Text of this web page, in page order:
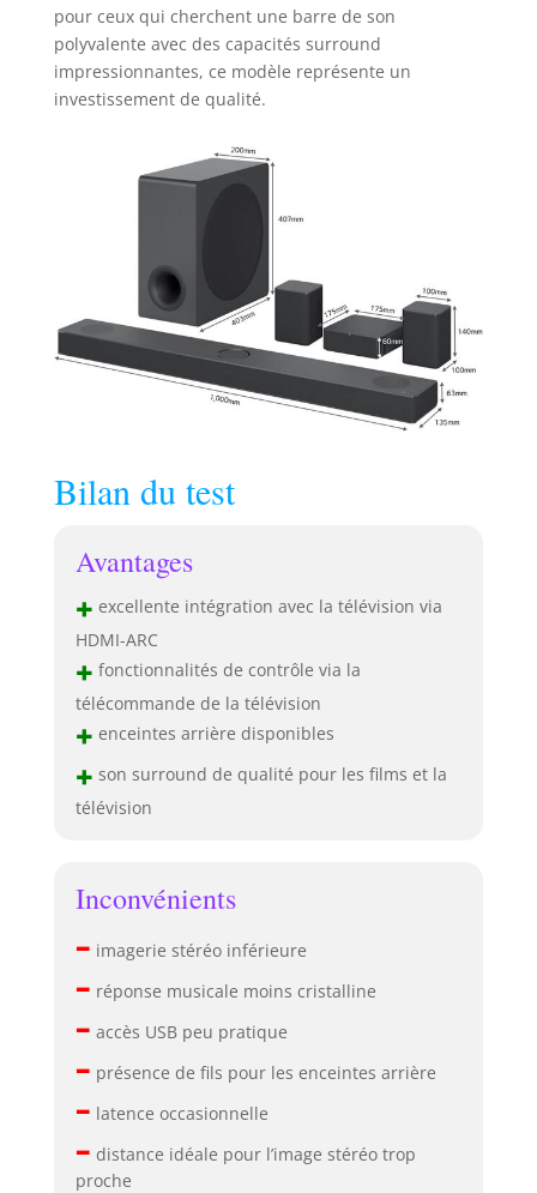
pour ceux qui cherchent une barre de son
polyvalente avec des capacités surround
impressionnantes, ce modèle représente un
investissement de qualité.
Bilan du test
Avantages
+ excellente intégration avec la télévision via
HDMI-ARC
+ fonctionnalités de contrôle via la
télécommande de la télévision
+ enceintes arrière disponibles
+ son surround de qualité pour les films et la
télévision
Inconvénients
– imagerie stéréo inférieure
– réponse musicale moins cristalline
– accès USB peu pratique
– présence de fils pour les enceintes arrière
– latence occasionnelle
– distance idéale pour l’image stéréo trop
proche